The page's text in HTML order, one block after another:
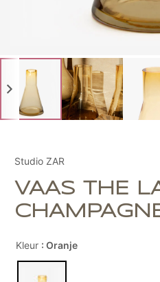
Studio ZAR
VAAS THE
Kleur : Oranje